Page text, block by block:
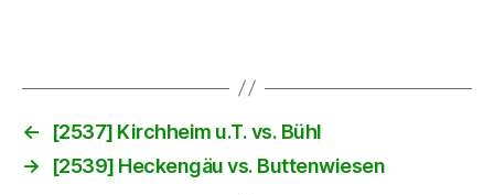
←
[2537] Kirchheim u.T. vs. Bühl
→
[2539] Heckengäu vs. Buttenwiesen